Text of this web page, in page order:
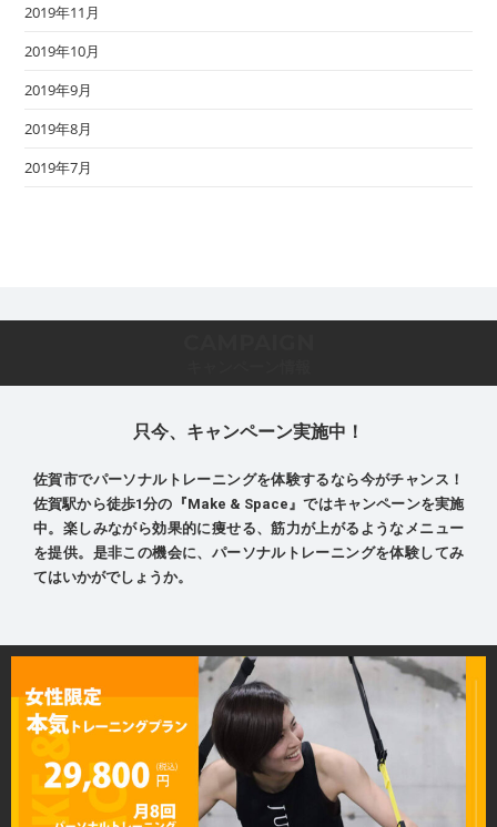
2019年11月
2019年10月
2019年9月
2019年8月
2019年7月
只今、キャンペーン実施中！
佐賀市でパーソナルトレーニングを体験するなら今がチャンス！
佐賀駅から徒歩1分の『Make & Space』ではキャンペーンを実施
中。楽しみながら効果的に痩せる、筋力が上がるようなメニュー
を提供。是非この機会に、パーソナルトレーニングを体験してみ
てはいかがでしょうか。